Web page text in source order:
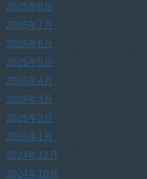
2025年8月
2025年7月
2025年6月
2025年5月
2025年4月
2025年3月
2025年2月
2025年1月
2024年12月
2024年10月